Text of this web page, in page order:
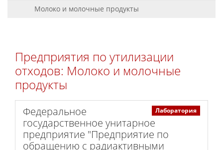
Молоко и молочные продукты
Предприятия по утилизации
отходов: Молоко и молочные
продукты
Лаборатория
Федеральное
государственное унитарное
предприятие "Предприятие по
обращению с радиактивными